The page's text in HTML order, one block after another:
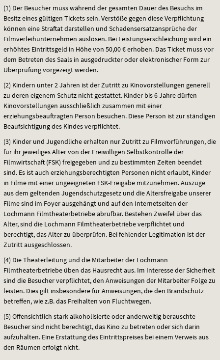
(1) Der Besucher muss während der gesamten Dauer des Besuchs im
Besitz eines gültigen Tickets sein. Verstöße gegen diese Verpflichtung
können eine Straftat darstellen und Schadensersatzansprüche der
Filmverleihunternehmen auslösen. Bei Leistungserschleichung wird ein
erhöhtes Eintrittsgeld in Höhe von 50,00 € erhoben. Das Ticket muss vor
dem Betreten des Saals in ausgedruckter oder elektronischer Form zur
Überprüfung vorgezeigt werden.
(2) Kindern unter 2 Jahren ist der Zutritt zu Kinovorstellungen generell
zu deren eigenem Schutz nicht gestattet. Kinder bis 6 Jahre dürfen
Kinovorstellungen ausschließlich zusammen mit einer
erziehungsbeauftragten Person besuchen. Diese Person ist zur ständigen
Beaufsichtigung des Kindes verpflichtet.
(3) Kinder und Jugendliche erhalten nur Zutritt zu Filmvorführungen, die
für ihr jeweiliges Alter von der Freiwilligen Selbstkontrolle der
Filmwirtschaft (FSK) freigegeben und zu bestimmten Zeiten beendet
sind. Es ist auch erziehungsberechtigten Personen nicht erlaubt, Kinder
in Filme mit einer ungeeigneten FSK-Freigabe mitzunehmen. Auszüge
aus dem geltenden Jugendschutzgesetz und die Altersfreigabe unserer
Filme sind im Foyer ausgehängt und auf den Internetseiten der
Lochmann Filmtheaterbetriebe abrufbar. Bestehen Zweifel über das
Alter, sind die Lochmann Filmtheaterbetriebe verpflichtet und
berechtigt, das Alter zu überprüfen. Bei fehlender Legitimation ist der
Zutritt ausgeschlossen.
(4) Die Theaterleitung und die Mitarbeiter der Lochmann
Filmtheaterbetriebe üben das Hausrecht aus. Im Interesse der Sicherheit
sind die Besucher verpflichtet, den Anweisungen der Mitarbeiter Folge zu
leisten. Dies gilt insbesondere für Anweisungen, die den Brandschutz
betreffen, wie z.B. das Freihalten von Fluchtwegen.
(5) Offensichtlich stark alkoholisierte oder anderweitig berauschte
Besucher sind nicht berechtigt, das Kino zu betreten oder sich darin
aufzuhalten. Eine Erstattung des Eintrittspreises bei einem Verweis aus
den Räumen erfolgt nicht.